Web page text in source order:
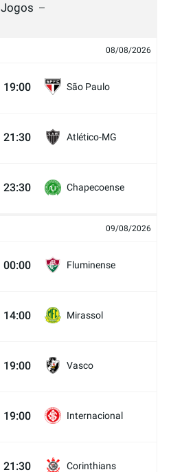
Jogos
08/08/2026
19:00 São Paulo
21:30 Atlético-MG
23:30 Chapecoense
09/08/2026
00:00 Fluminense
14:00 Mirassol
19:00 Vasco
19:00 Internacional
21:30 Corinthians